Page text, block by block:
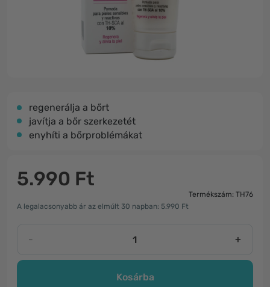
regenerálja a bőrt
javítja a bőr szerkezetét
enyhíti a bőrproblémákat
5.990 Ft
Termékszám: TH76
A legalacsonyabb ár az elmúlt 30 napban: 5.990 Ft
- +
Kosárba